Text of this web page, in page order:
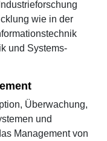
wie in der
und Systems-
Überwachung,
und
Management von